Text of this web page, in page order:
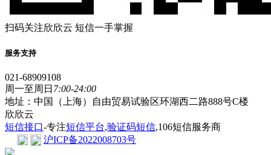
扫码关注欣欣云 短信一手掌握
服务支持
021-68909108
周一至周日 7:00-24:00
地址：中国（上海）自由贸易试验区环湖西二路888号C楼
欣欣云
短信接口-专注短信平台,验证码短信,106短信服务商
沪ICP备2022008703号